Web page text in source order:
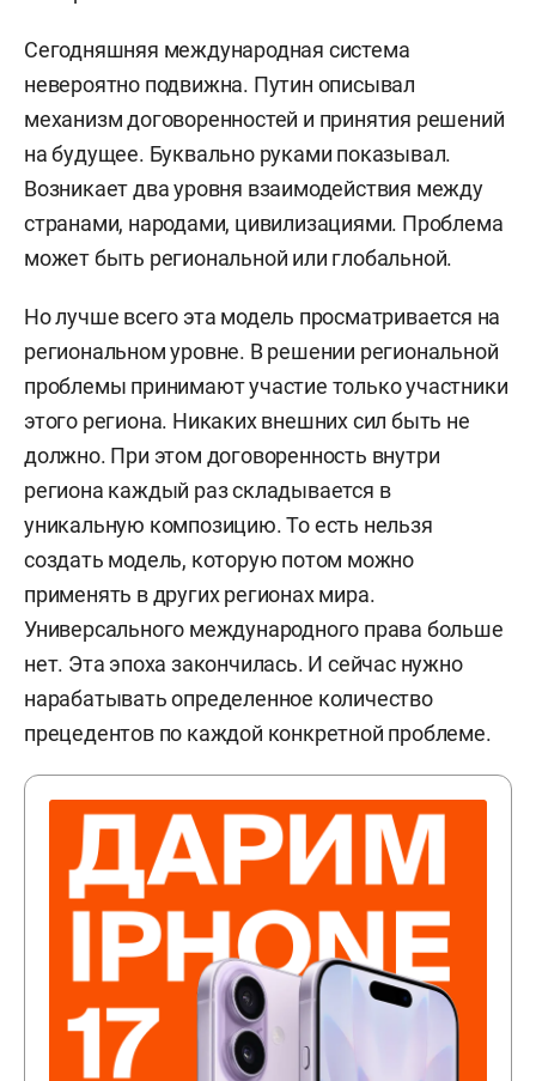
Сегодняшняя международная система
невероятно подвижна. Путин описывал
механизм договоренностей и принятия решений
на будущее. Буквально руками показывал.
Возникает два уровня взаимодействия между
странами, народами, цивилизациями. Проблема
может быть региональной или глобальной.
Но лучше всего эта модель просматривается на
региональном уровне. В решении региональной
проблемы принимают участие только участники
этого региона. Никаких внешних сил быть не
должно. При этом договоренность внутри
региона каждый раз складывается в
уникальную композицию. То есть нельзя
создать модель, которую потом можно
применять в других регионах мира.
Универсального международного права больше
нет. Эта эпоха закончилась. И сейчас нужно
нарабатывать определенное количество
прецедентов по каждой конкретной проблеме.